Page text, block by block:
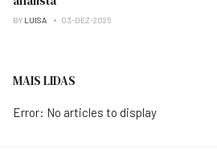
BY LUISA 03-DEZ-2025
MAIS LIDAS
Error: No articles to display